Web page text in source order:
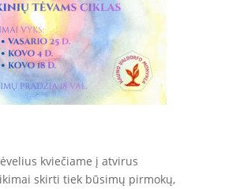
kviečiame į atvirus
skirti tiek būsimų pirmokų,